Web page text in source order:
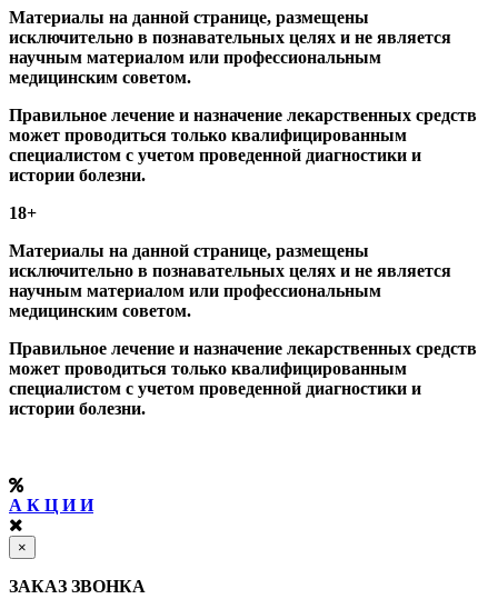
Материалы на данной странице, размещены
исключительно в познавательных целях и не является
научным материалом или профессиональным
медицинским советом.
Правильное лечение и назначение лекарственных средств
может проводиться только квалифицированным
специалистом с учетом проведенной диагностики и
истории болезни.
18+
Материалы на данной странице, размещены
исключительно в познавательных целях и не является
научным материалом или профессиональным
медицинским советом.
Правильное лечение и назначение лекарственных средств
может проводиться только квалифицированным
специалистом с учетом проведенной диагностики и
истории болезни.
А К Ц И И
×
ЗАКАЗ ЗВОНКА